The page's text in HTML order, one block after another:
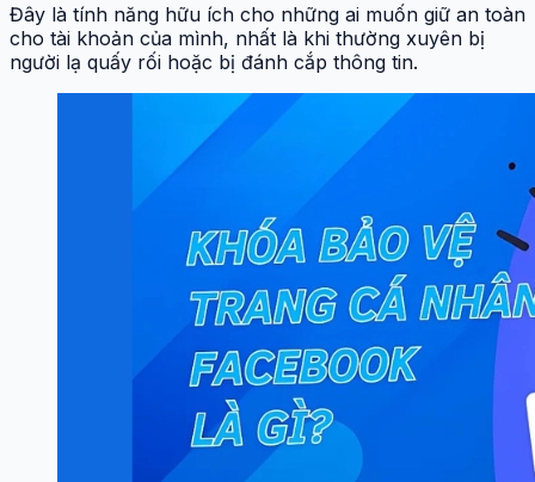
Đây là tính năng hữu ích cho những ai muốn giữ an toàn
cho tài khoản của mình, nhất là khi thường xuyên bị
người lạ quấy rối hoặc bị đánh cắp thông tin.